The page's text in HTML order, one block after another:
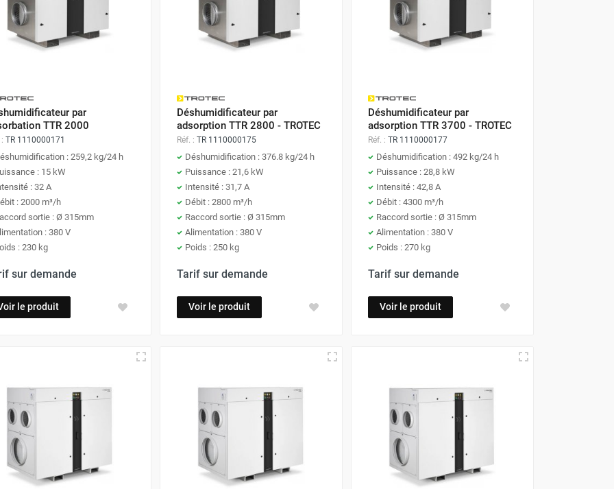
par
TTR 2000
TR 1110000171
: 259,2 kg/24 h
: 15 kW
: 32 A
: 2000 m³/h
sortie : Ø 315mm
: 380 V
: 230 kg
sur demande
le produit
Déshumidificateur par
adsorption TTR 2800 - TROTEC
Réf. : TR 1110000175
Déshumidification : 376.8 kg/24 h
Puissance : 21,6 kW
Intensité : 31,7 A
Débit : 2800 m³/h
Raccord sortie : Ø 315mm
Alimentation : 380 V
Poids : 250 kg
Tarif sur demande
Voir le produit
Déshumidificateur par
adsorption TTR 3700 - TROTEC
Réf. : TR 1110000177
Déshumidification : 492 kg/24 h
Puissance : 28,8 kW
Intensité : 42,8 A
Débit : 4300 m³/h
Raccord sortie : Ø 315mm
Alimentation : 380 V
Poids : 270 kg
Tarif sur demande
Voir le produit